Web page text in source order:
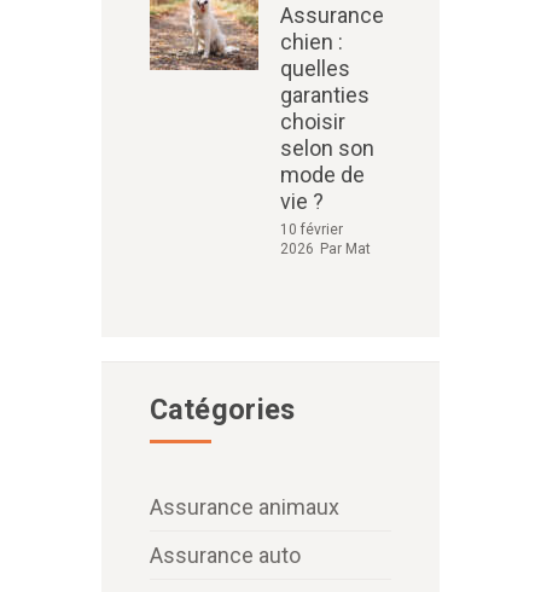
Assurance
chien :
quelles
garanties
choisir
selon son
mode de
vie ?
10 février
2026 Par Mat
Catégories
Assurance animaux
Assurance auto